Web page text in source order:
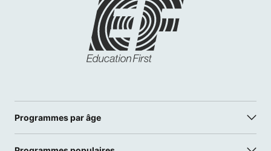
Programmes par âge